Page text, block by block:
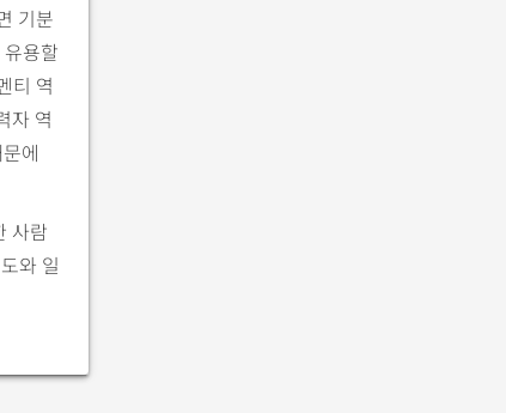
기분
용할
티 역
자 역
에
사람
와 일